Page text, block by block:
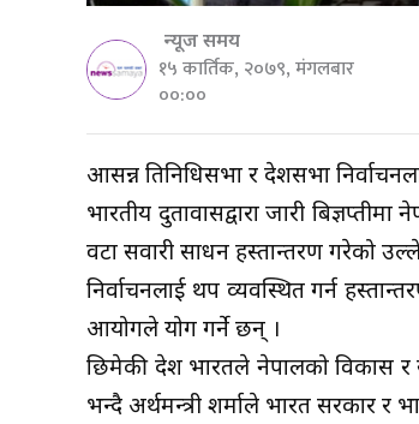
न्यूज समय
१५ कार्तिक, २०७९, मंगलबार
००:००
आसन्न प्रतिनिधिसभा र प्रदेशसभा
भारतीय दुतावासद्वारा जारी
वटा सवारी साधन हस्तान्तरण गरेको
निर्वाचनलाई थप व्यवस्थित गर्न
आयोगले प्रयोग गर्ने छन् ।
छिमेकी देश भारतले नेपालको विकास र
भन्दै अर्थमन्त्री शर्माले भारत सरकार र